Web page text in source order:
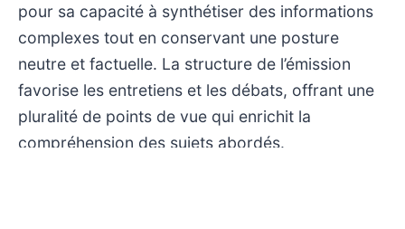
pour sa capacité à synthétiser des informations
complexes tout en conservant une posture
neutre et factuelle. La structure de l’émission
favorise les entretiens et les débats, offrant une
pluralité de points de vue qui enrichit la
compréhension des sujets abordés.